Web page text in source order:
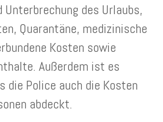
Unterbrechung des Urlaubs,
Quarantäne, medizinische
Kosten sowie
Außerdem ist es
die Police auch die Kosten
abdeckt.